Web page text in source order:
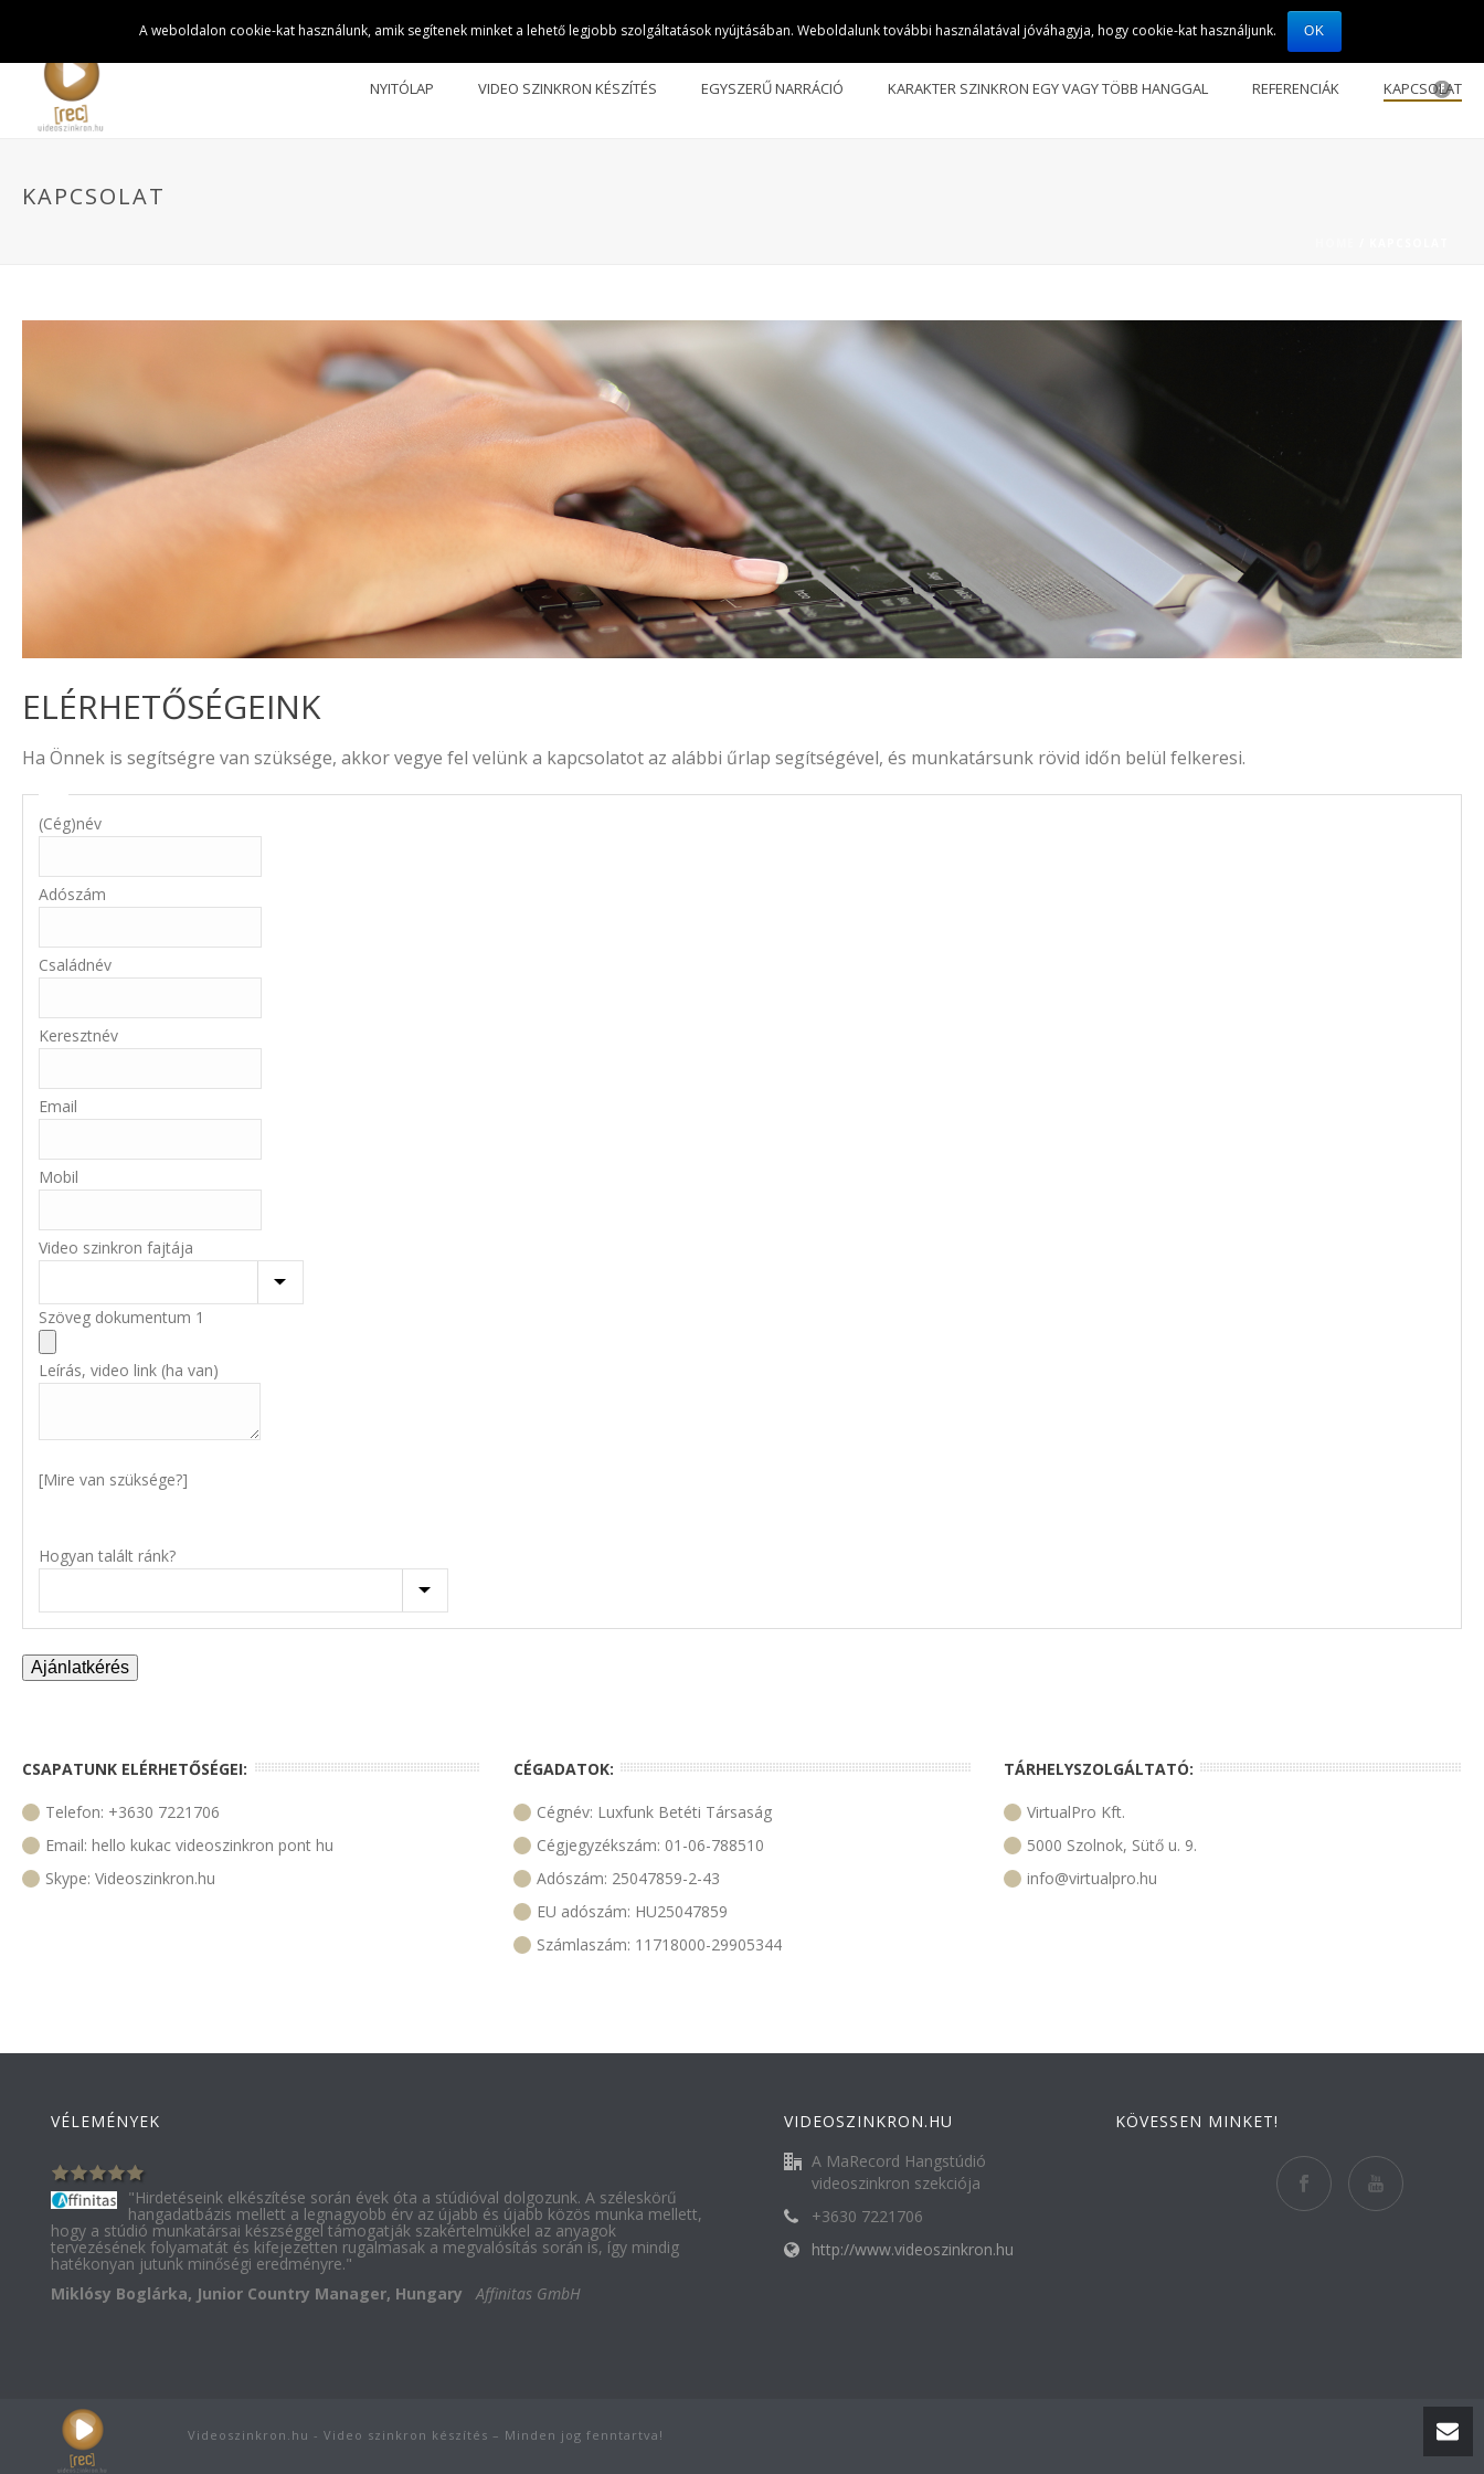
A MaRecord Hangstúdió videoszinkron szekciója
NYITÓLAP VIDEO SZINKRON KÉSZÍTÉS EGYSZERŰ NARRÁCIÓ KARAKTER SZINKRON EGY VAGY TÖBB HANGGAL REFERENCIÁK KAPCSOLAT
KAPCSOLAT
ELÉRHETŐSÉGEINK
Ha Önnek is segítségre van szüksége, akkor vegye fel velünk a kapcsolatot az alábbi űrlap segítségével, és munkatársunk rövid időn belül felkeresi.
(Cég)név
Adószám
Családnév
Keresztnév
Email
Mobil
Video szinkron fajtája
Szöveg dokumentum 1
Leírás, video link (ha van)
[Mire van szüksége?]
Hogyan talált ránk?
CSAPATUNK ELÉRHETŐSÉGEI:
Telefon: +3630 7221706
Email: hello kukac videoszinkron pont hu
Skype: Videoszinkron.hu
CÉGADATOK:
Cégnév: Luxfunk Betéti Társaság
Cégjegyzékszám: 01-06-788510
Adószám: 25047859-2-43
EU adószám: HU25047859
Számlaszám: 11718000-29905344
TÁRHELYSZOLGÁLTATÓ:
VirtualPro Kft.
5000 Szolnok, Sütő u. 9.
info@virtualpro.hu
VÉLEMÉNYEK
"Hirdetéseink elkészítése során évek óta a stúdióval dolgozunk. A széleskörű
hangadatbázis mellett a legnagyobb érv az újabb és újabb közös munka mellett,
hogy a stúdió munkatársai készséggel támogatják szakértelmükkel az anyagok
tervezésének folyamatát és kifejezetten rugalmasak a megvalósítás során is, így mindig
hatékonyan jutunk minőségi eredményre."
Miklósy Boglárka, Junior Country Manager, HungaryAffinitas GmbH
VIDEOSZINKRON.HU
A MaRecord Hangstúdió
videoszinkron szekciója
+3630 7221706
http://www.videoszinkron.hu
KÖVESSEN MINKET!
Videoszinkron.hu - Video szinkron készítés – Minden jog fenntartva!
A weboldalon cookie-kat használunk, amik segítenek minket a lehető legjobb szolgáltatások nyújtásában. Weboldalunk további használatával jóváhagyja, hogy cookie-kat használjunk. OK